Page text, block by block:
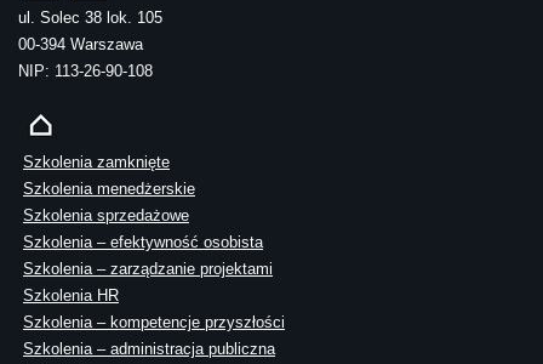
ul. Solec 38 lok. 105
00-394 Warszawa
NIP: 113-26-90-108
Szkolenia zamknięte
Szkolenia menedżerskie
Szkolenia sprzedażowe
Szkolenia – efektywność osobista
Szkolenia – zarządzanie projektami
Szkolenia HR
Szkolenia – kompetencje przyszłości
Szkolenia – administracja publiczna